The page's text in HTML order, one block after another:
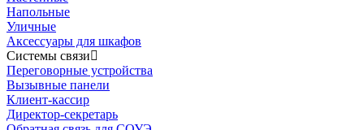
Напольные
Уличные
Аксессуары для шкафов
Системы связи
Переговорные устройства
Вызывные панели
Клиент-кассир
Директор-секретарь